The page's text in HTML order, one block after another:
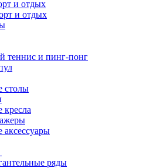
и отдых
и отдых
теннис и пинг-понг
столы
ряды